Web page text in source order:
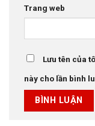
Trang web
Lưu tên của
này cho lần bình